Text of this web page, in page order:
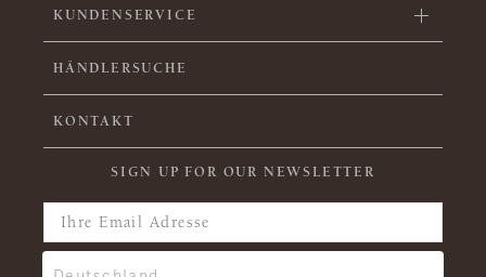
KUNDENSERVICE
HÄNDLERSUCHE
KONTAKT
SIGN UP FOR OUR NEWSLETTER